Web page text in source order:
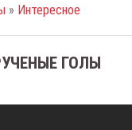
» Интересное
ГОЛЫ